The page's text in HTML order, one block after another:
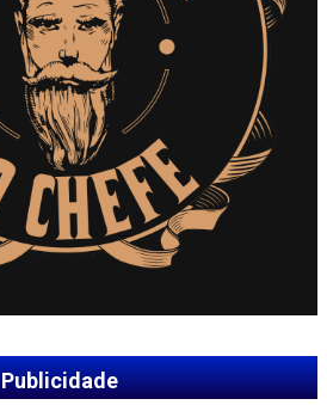
Publicidade